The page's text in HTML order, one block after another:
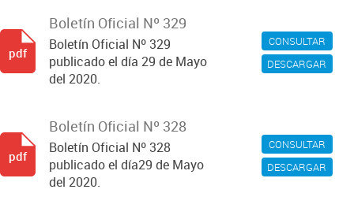
CONSULTAR
DESCARGAR
Boletín Oficial Nº 329
Boletín Oficial Nº 329
publicado el día 29 de Mayo
del 2020.
pdf
CONSULTAR
DESCARGAR
Boletín Oficial Nº 328
Boletín Oficial Nº 328
publicado el día29 de Mayo
del 2020.
pdf